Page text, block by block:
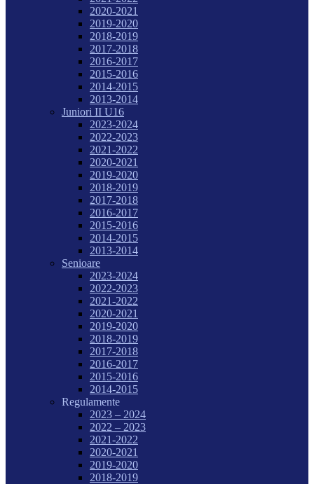
2020-2021
2019-2020
2018-2019
2017-2018
2016-2017
2015-2016
2014-2015
2013-2014
Juniori II U16
2023-2024
2022-2023
2021-2022
2020-2021
2019-2020
2018-2019
2017-2018
2016-2017
2015-2016
2014-2015
2013-2014
Senioare
2023-2024
2022-2023
2021-2022
2020-2021
2019-2020
2018-2019
2017-2018
2016-2017
2015-2016
2014-2015
Regulamente
2023 – 2024
2022 – 2023
2021-2022
2020-2021
2019-2020
2018-2019